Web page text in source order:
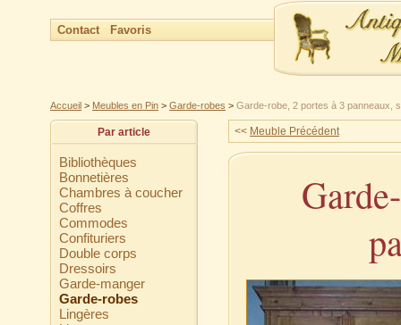
Contact Favoris
Accueil > Meubles en Pin > Garde-robes > Garde-robe, 2 portes à 3 panneaux,
Par article
Bibliothèques
Bonnetières
Chambres à coucher
Coffres
Commodes
Confituriers
Double corps
Dressoirs
Garde-manger
Garde-robes
Lingères
<< Meuble Précédent